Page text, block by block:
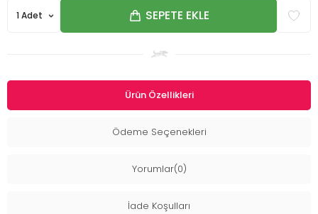
SEPETE EKLE
Ürün Özellikleri
Ödeme Seçenekleri
Yorumlar(0)
İade Koşulları